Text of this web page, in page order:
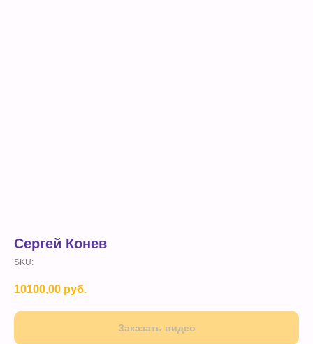
Сергей Конев
SKU:
10100,00 руб.
Заказать видео